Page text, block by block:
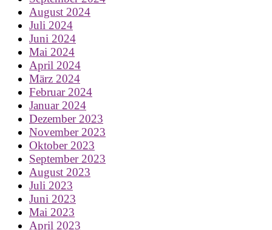
August 2024
Juli 2024
Juni 2024
Mai 2024
April 2024
März 2024
Februar 2024
Januar 2024
Dezember 2023
November 2023
Oktober 2023
September 2023
August 2023
Juli 2023
Juni 2023
Mai 2023
April 2023